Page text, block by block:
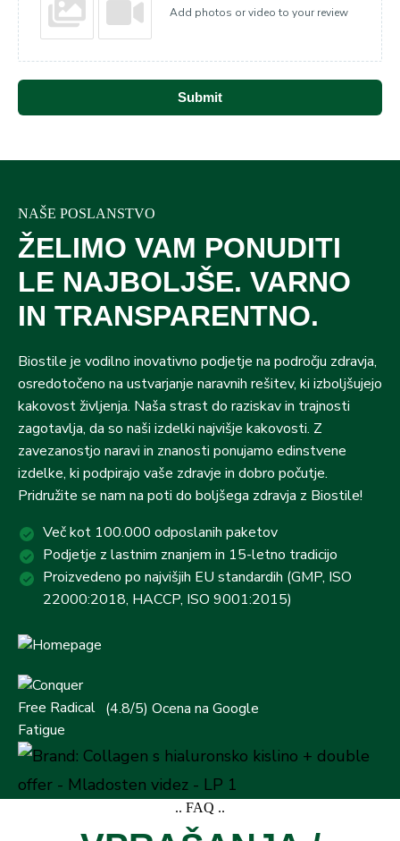
Add photos or video to your review
Submit
NAŠE POSLANSTVO
ŽELIMO VAM PONUDITI
LE NAJBOLJŠE. VARNO
IN TRANSPARENTNO.
Biostile je vodilno inovativno podjetje na področju zdravja,
osredotočeno na ustvarjanje naravnih rešitev, ki izboljšujejo
kakovost življenja. Naša strast do raziskav in trajnosti
zagotavlja, da so naši izdelki najvišje kakovosti. Z
zavezanostjo naravi in znanosti ponujamo edinstvene
izdelke, ki podpirajo vaše zdravje in dobro počutje.
Pridružite se nam na poti do boljšega zdravja z Biostile!
Več kot 100.000 odposlanih paketov
Podjetje z lastnim znanjem in 15-letno tradicijo
Proizvedeno po najvišjih EU standardih (GMP, ISO
22000:2018, HACCP, ISO 9001:2015)
(4.8/5) Ocena na Google
.. FAQ ..